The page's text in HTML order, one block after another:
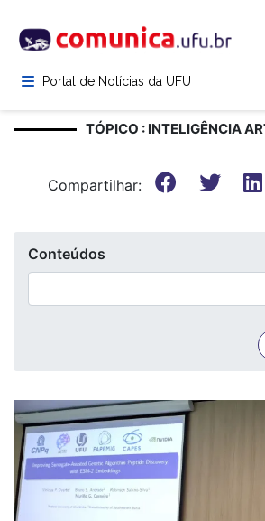
para
conteúdoPortal de Notícias da UFU
TÓPICO : INTELIGÊNCIA
Compartilhar:
Conteúdos